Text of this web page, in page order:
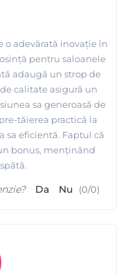
o adevărată inovație în
pentru saloanele
adaugă un strop de
calitate asigură un
sa generoasă de
tăierea practică la
sa eficientă. Faptul că
bonus, menținând
Da Nu (0/0)